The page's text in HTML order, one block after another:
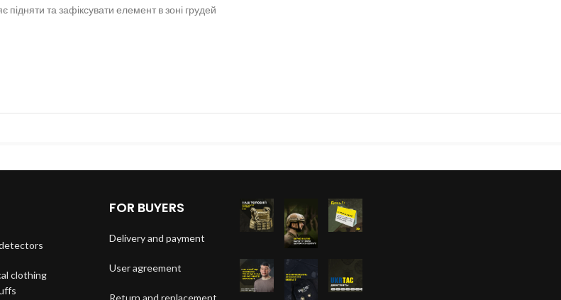
підняти та зафіксувати елемент в зоні грудей
clothing
FOR BUYERS
Delivery and payment
User agreement
Return and replacement